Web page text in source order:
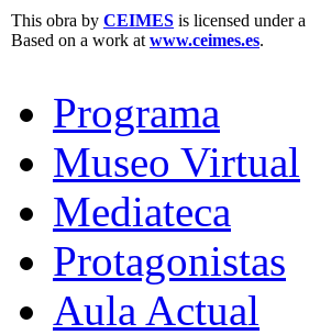
This obra by CEIMES is licensed under a
Based on a work at www.ceimes.es.
Programa
Museo Virtual
Mediateca
Protagonistas
Aula Actual